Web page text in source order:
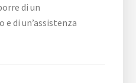
di un
di un’assistenza